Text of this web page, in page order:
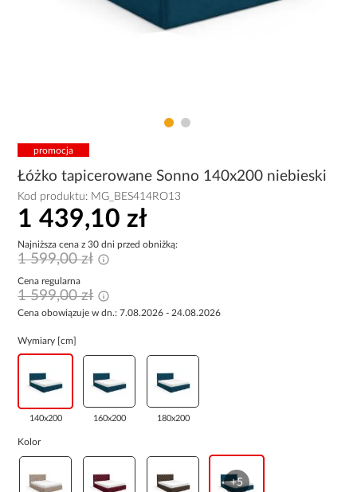
promocja
Łóżko tapicerowane Sonno 140x200 niebieski
Kod produktu: MG_BES414RO13
1 439,10 zł
Najniższa cena z 30 dni przed obniżką:
1 599,00 zł
Cena regularna
1 599,00 zł
Cena obowiązuje w dn.: 7.08.2026 - 24.08.2026
Wymiary [cm]
140x200 160x200 180x200
Kolor
+5